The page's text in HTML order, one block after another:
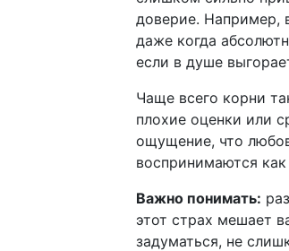
доверие. Например,
даже когда
если в душе
Чаще всего корни
плохие оценки или
ощущение, что
воспринимаются
Важно понимать:
этот страх мешает
задуматься, не